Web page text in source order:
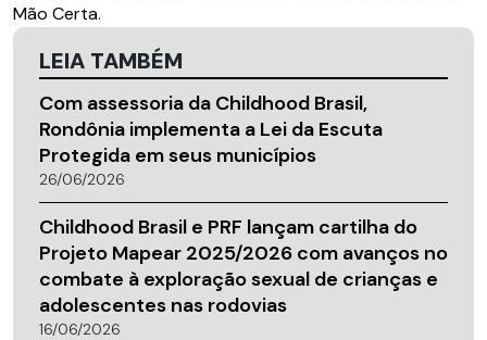
Mão Certa.
LEIA TAMBÉM
Com assessoria da Childhood Brasil,
Rondônia implementa a Lei da Escuta
Protegida em seus municípios
26/06/2026
Childhood Brasil e PRF lançam cartilha do
Projeto Mapear 2025/2026 com avanços no
combate à exploração sexual de crianças e
adolescentes nas rodovias
16/06/2026